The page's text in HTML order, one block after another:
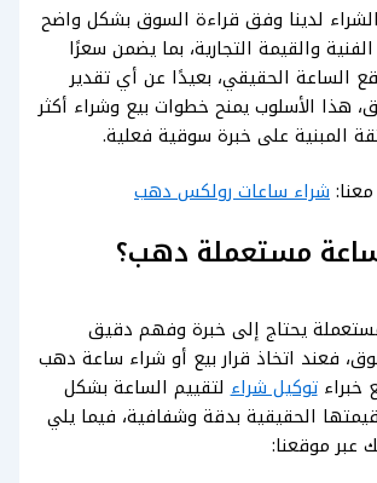
لدينا وفق قراءة السوق بشكل واضح
والقيمة التجارية، بما يضمن سعرًا
الساعة الحقيقي، بعيدًا عن أي تقدير
هذا الأسلوب يمنح خطوات بيع وشراء أكثر
المبنية على خبرة سوقية فعلية.
شراء ساعات رولكس دهب
مستعملة دهب؟
يحتاج إلى خبرة وفهم دقيق
فعند اتخاذ قرار بيع أو شراء ساعة دهب
خبراءتوكيل شراءلتقييم الساعة بشكل
الحقيقية بدقة وشفافية، فيما يلي
عبر موقعنا: